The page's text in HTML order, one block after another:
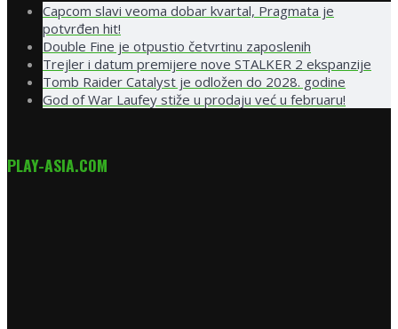
Capcom slavi veoma dobar kvartal, Pragmata je
potvrđen hit!
Double Fine je otpustio četvrtinu zaposlenih
Trejler i datum premijere nove STALKER 2 ekspanzije
Tomb Raider Catalyst je odložen do 2028. godine
God of War Laufey stiže u prodaju već u februaru!
PLAY-ASIA.COM